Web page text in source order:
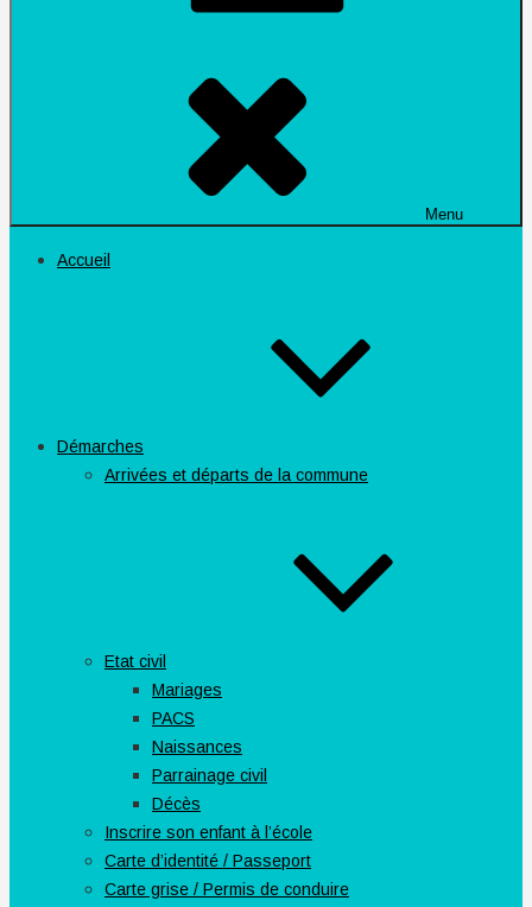
Menu
Accueil
Démarches
Arrivées et départs de la commune
Etat civil
Mariages
PACS
Naissances
Parrainage civil
Décès
Inscrire son enfant à l’école
Carte d’identité / Passeport
Carte grise / Permis de conduire